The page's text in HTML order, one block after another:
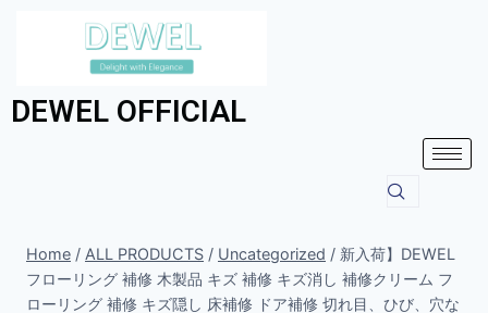
DEWEL OFFICIAL
Home / ALL PRODUCTS / Uncategorized / 新入荷】DEWEL
フローリング 補修 木製品 キズ 補修 キズ消し 補修クリーム フ
ローリング 補修 キズ隠し 床補修 ドア補修 切れ目、ひび、穴な